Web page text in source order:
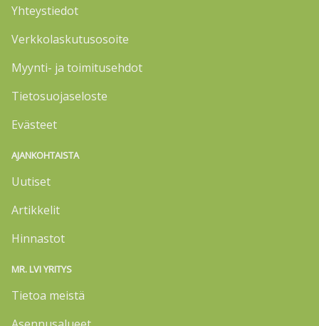
Yhteystiedot
Verkkolaskutusosoite
Myynti- ja toimitusehdot
Tietosuojaseloste
Evästeet
AJANKOHTAISTA
Uutiset
Artikkelit
Hinnastot
MR. LVI YRITYS
Tietoa meistä